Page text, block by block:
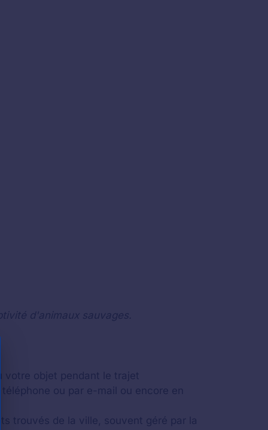
d'animaux sauvages.
votre objet pendant le trajet
ou par e-mail ou encore en
trouvés de la ville, souvent géré par la